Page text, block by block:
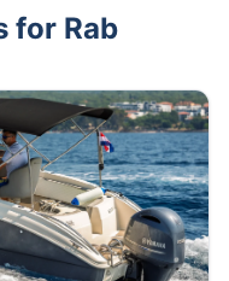
for Rab